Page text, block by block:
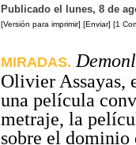
Publicado el lunes, 8 de
[Versión para imprimir] [Enviar] [1
MIRADAS.
Olivier Assayas,
una película
metraje, la
sobre el dominio